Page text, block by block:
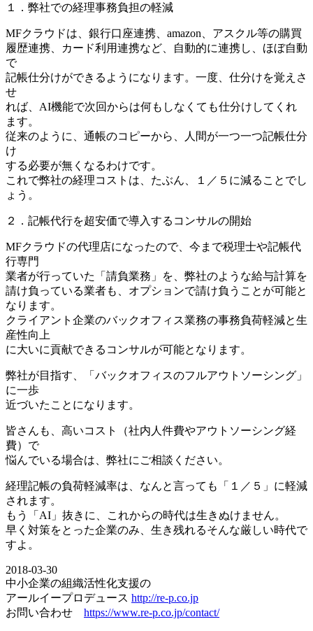
１．弊社での経理事務負担の軽減
MFクラウドは、銀行口座連携、amazon、アスクル等の購買
履歴連携、カード利用連携など、自動的に連携し、ほぼ自動
で
記帳仕分けができるようになります。一度、仕分けを覚えさ
せ
れば、AI機能で次回からは何もしなくても仕分けしてくれ
ます。
従来のように、通帳のコピーから、人間が一つ一つ記帳仕分
け
する必要が無くなるわけです。
これで弊社の経理コストは、たぶん、１／５に減ることでし
ょう。
２．記帳代行を超安価で導入するコンサルの開始
MFクラウドの代理店になったので、今まで税理士や記帳代
行専門
業者が行っていた「請負業務」を、弊社のような給与計算を
請け負っている業者も、オプションで請け負うことが可能と
なります。
クライアント企業のバックオフィス業務の事務負荷軽減と生
産性向上
に大いに貢献できるコンサルが可能となります。
弊社が目指す、「バックオフィスのフルアウトソーシング」
に一歩
近づいたことになります。
皆さんも、高いコスト（社内人件費やアウトソーシング経
費）で
悩んでいる場合は、弊社にご相談ください。
経理記帳の負荷軽減率は、なんと言っても「１／５」に軽減
されます。
もう「AI」抜きに、これからの時代は生きぬけません。
早く対策をとった企業のみ、生き残れるそんな厳しい時代で
すよ。
2018-03-30
中小企業の組織活性化支援の
アールイープロデュース http://re-p.co.jp
お問い合わせ https://www.re-p.co.jp/contact/